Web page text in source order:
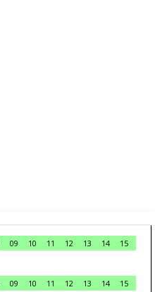
09 10 11 12 13 14
15
09 10 11 12 13 14
15